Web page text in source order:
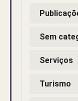
Sem
Serviços
Turismo